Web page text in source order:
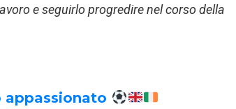
e seguirlo progredire nel corso della
appassionato